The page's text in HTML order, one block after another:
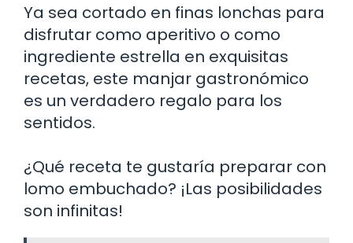
Ya sea cortado en finas lonchas para
disfrutar como aperitivo o como
ingrediente estrella en exquisitas
recetas, este manjar gastronómico
es un verdadero regalo para los
sentidos.
¿Qué receta te gustaría preparar con
lomo embuchado? ¡Las posibilidades
son infinitas!